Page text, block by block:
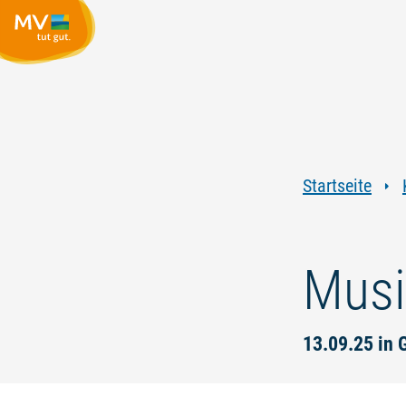
Startseite
13.09.25 in